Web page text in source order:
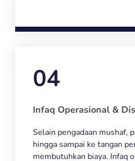
04
Infaq Operasional &
Selain pengadaan mushaf,
hingga sampai ke tangan
membutuhkan biaya. Infaq